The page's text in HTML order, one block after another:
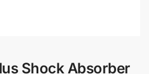
Shock Absorber